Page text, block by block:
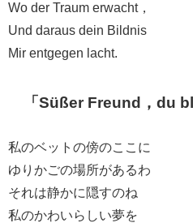
Wo der Traum erwacht，
Und daraus dein Bildnis
Mir entgegen lacht.
「Süßer Freund，du
私のベットの傍のここに
ゆりかごの場所があるわ
それは静かに隠すのね
私のかわいらしい夢を